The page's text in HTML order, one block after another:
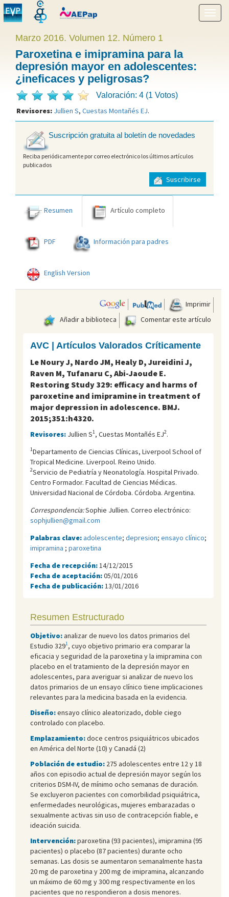
menú
Marzo 2016. Volumen 12. Número 1
Paroxetina e imipramina para la
depresión mayor en adolescentes:
¿ineficaces y peligrosas?
Valoración: 4 (1 Votos)
Revisores: Jullien S, Cuestas Montañés EJ.
Suscripción gratuita al boletín de novedades
Reciba periódicamente por correo electrónico los últimos artículos
publicados
Suscribirse
Resumen Artículo completo
PDF Información para padres
English Version
Imprimir
Añadir a biblioteca
Comentar este artículo
AVC | Artículos Valorados Críticamente
Le Noury J, Nardo JM, Healy D, Jureidini J,
Raven M, Tufanaru C, Abi-Jaoude E.
Restoring Study 329: efficacy and harms of
paroxetine and imipramine in treatment of
major depression in adolescence. BMJ.
2015;351:h4320.
Revisores: Jullien S1, Cuestas Montañés EJ2.
1Departamento de Ciencias Clínicas, Liverpool School of
Tropical Medicine. Liverpool. Reino Unido.
2Servicio de Pediatría y Neonatología. Hospital Privado.
Centro Formador. Facultad de Ciencias Médicas.
Universidad Nacional de Córdoba. Córdoba. Argentina.
Correspondencia:Sophie Jullien. Correo electrónico:
sophjullien@gmail.com
Palabras clave:adolescente; depresion; ensayo clínico;
imipramina ; paroxetina
Fecha de recepción: 14/12/2015
Fecha de aceptación:05/01/2016
Fecha de publicación: 13/01/2016
Resumen Estructurado
Objetivo:analizar de nuevo los datos primarios del
Estudio 3291, cuyo objetivo primario era comparar la
eficacia y seguridad de la paroxetina y la imipramina con
placebo en el tratamiento de la depresión mayor en
adolescentes, para averiguar si analizar de nuevo los
datos primarios de un ensayo clínico tiene implicaciones
relevantes para la medicina basada en la evidencia.
Diseño:ensayo clínico aleatorizado, doble ciego
controlado con placebo.
Emplazamiento:doce centros psiquiátricos ubicados
en América del Norte (10) y Canadá (2)
Población de estudio: 275 adolescentes entre 12 y 18
años con episodio actual de depresión mayor según los
criterios DSM-IV, de mínimo ocho semanas de duración.
Se excluyeron pacientes con comorbilidad psiquiátrica,
enfermedades neurológicas, mujeres embarazadas o
sexualmente activas sin uso de contracepción fiable, e
ideación suicida.
Intervención:paroxetina (93 pacientes), imipramina (95
pacientes) o placebo (87 pacientes) durante ocho
semanas. Las dosis se aumentaron semanalmente hasta
20 mg de paroxetina y 200 mg de imipramina, alcanzando
un máximo de 60 mg y 300 mg respectivamente en los
pacientes que no respondieron a dosis menores.